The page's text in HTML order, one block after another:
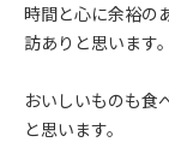
時間と心に余裕の
訪ありと思います。
おいしいものも食
と思います。